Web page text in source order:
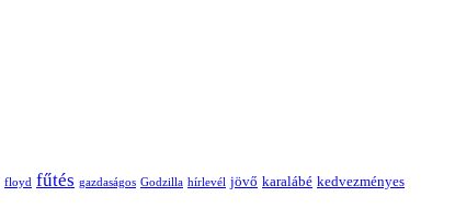
floyd fűtés gazdaságos Godzilla hírlevél jövő karalábé kedvezményes